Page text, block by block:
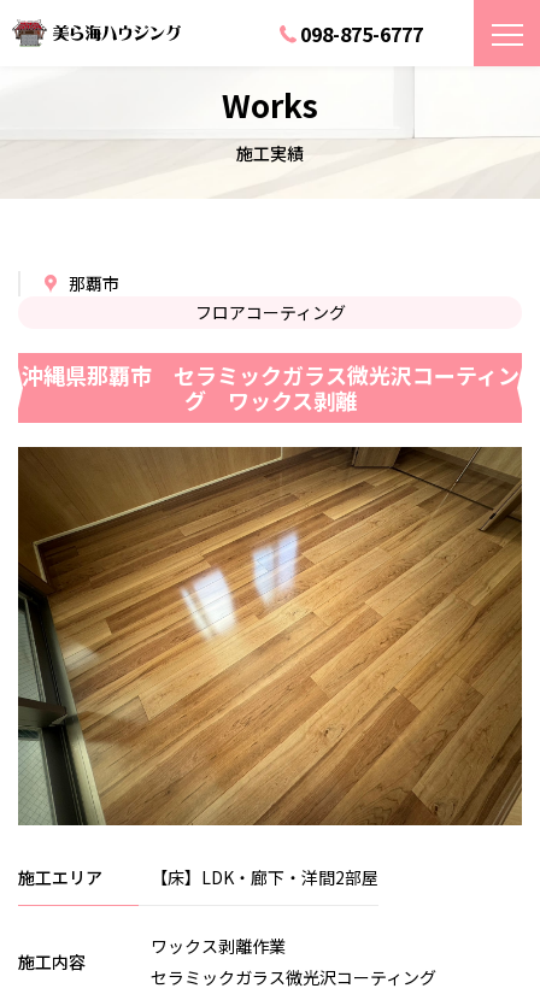
098-875-6777
Works
施工実績
フロアコーティング
那覇市
沖縄県那覇市 セラミックガラス微光沢コーティン
グ ワックス剥離
施工エリア 【床】LDK・廊下・洋間2部屋
施工内容
ワックス剥離作業
セラミックガラス微光沢コーティング